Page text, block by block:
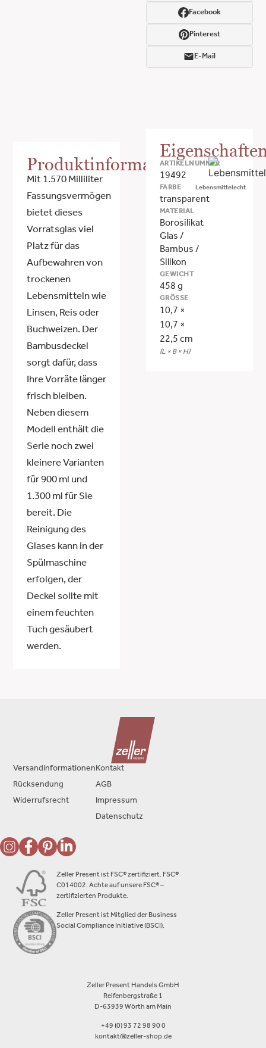
Facebook
Pinterest
E-Mail
Produktinformationen
Mit 1.570 Milliliter
Fassungsvermögen
bietet dieses
Vorratsglas viel
Platz für das
Aufbewahren von
trockenen
Lebensmitteln wie
Linsen, Reis oder
Buchweizen. Der
Bambusdeckel
sorgt dafür, dass
Ihre Vorräte länger
frisch bleiben.
Neben diesem
Modell enthält die
Serie noch zwei
kleinere Varianten
für 900 ml und
1.300 ml für Sie
bereit. Die
Reinigung des
Glases kann in der
Spülmaschine
erfolgen, der
Deckel sollte mit
einem feuchten
Tuch gesäubert
werden.
ARTIKELNUMMER
19492
FARBE
transparent
MATERIAL
Borosilikat
Glas /
Bambus /
Silikon
GEWICHT
458 g
GRÖSSE
10,7 ×
10,7 ×
22,5 cm
(L × B × H)
Lebensmittelecht
Zeller Present ist FSC® zertifiziert. FSC®
C014002. Achte auf unsere FSC® –
zertifizierten Produkte.
Zeller Present ist Mitglied der Business
Social Compliance Initiative (BSCI).
Zeller Present Handels GmbH
Reifenbergstraße 1
D-63939 Wörth am Main
+49 (0) 93 72 98 90 0
kontakt@zeller-shop.de
Versandinformationen
Rücksendung
Widerrufsrecht
Kontakt
AGB
Impressum
Datenschutz